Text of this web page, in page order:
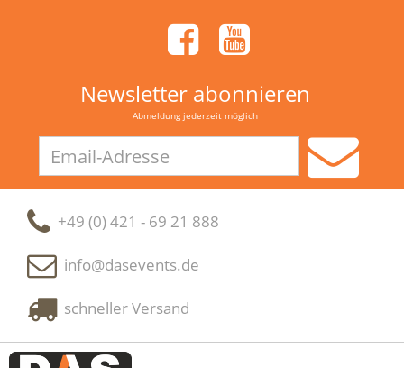
Newsletter abonnieren
Abmeldung jederzeit möglich
Adresse
+49 (0) 421 - 69 21 888
info@dasevents.de
schneller Versand